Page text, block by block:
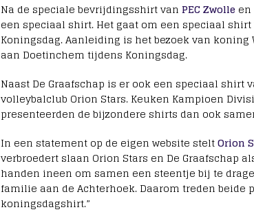
Na de speciale bevrijdingsshirt van PEC Zwolle en
een speciaal shirt. Het gaat om een speciaal shirt
Koningsdag. Aanleiding is het bezoek van
aan Doetinchem tijdens Koningsdag.
Naast De Graafschap is er ook een speciaal shirt
volleybalclub Orion Stars. Keuken Kampioen
presenteerden de bijzondere shirts dan ook
In een statement op de eigen website steltOrion
verbroedert slaan Orion Stars en De Graafschap
handen ineen om samen een steentje bij te
familie aan de Achterhoek. Daarom treden
koningsdagshirt.”